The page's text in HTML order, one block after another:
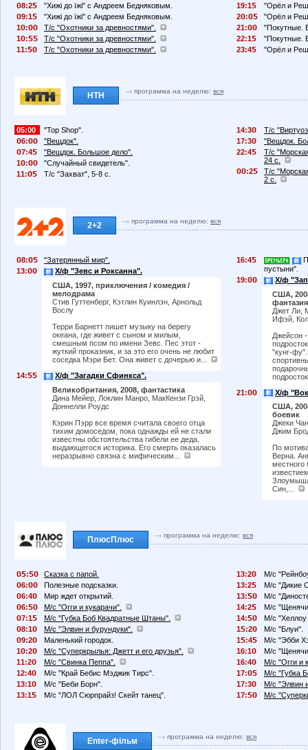
8:2
"Хижі до їжі" с Андреем Бедняковым.
9:1
"Хижі до їжі" с Андреем Бедняковым.
1
:
Т/с "Охотники за древностями".
1
:
Т/с "Охотники за древностями".
11:
Т/с "Охотники за древностями".
19:1
"Орёл и
2
:
"Орёл и
21:
"Покутные.
22:1
"Покутные.
23:4
"Орёл и
НТН программа на неделю: вся
05:00
"Top Shop".
6:
"Вещдок".
7:4
"Вещдок. Большое дело".
1
:
"Случайный свидетель".
11:
Т/с "Захват", 5-8 с.
14:3
Т/с
17:3
"Вещдок.
22:4
Т/с
24 с.
:2
Т/с
2 с.
2+2 программа на неделю: вся
8:
"Затерянный мир".
13:
Х/ф "Зевс и Роксанна".
США, 1997, приключения / комедия /
мелодрама
Стив Гуттенберг, Кэтлин Куинлэн, Арнольд
Вослу
Терри Барнетт пишет музыку на берегу
океана, где живет с сыном и милым,
смешным псом по имени Зевс. Пес этот -
жуткий проказник, и за это его очень не любит
соседка Мэри Бет. Она живет с дочерью и...
14:
Х/ф "Загадки Сфинкса".
Великобритания, 2008, фантастика
Дина Мейер, Локлин Манро, МакКензи Грэй,
Доннелли Роудс
Кэрин Пэрр все время считала своего отца
тихим домоседом, пока однажды ей не стали
известны обстоятельства гибели ее деда,
выдающегося историка. Его смерть оказалась
неразрывно связна с мифическим...
16:4
пустыни".
19:
Х/ф
США,
фантазия
Джет Ли,
Ифэй,
Джейсон
"кунг-
21:
Х/ф
США,
боевик
Джеки
Джим
По
Верна.
местного
Син,...
ПлюсПлюс программа на неделю: вся
:
Сказка с папой.
6:
Полезные подсказки.
6:4
Мир ждет открытий.
6:
М/с "Огги и кукарачи".
7:1
М/с "Губка Боб Квадратные Штаны".
8:1
М/с "Элвин и бурундуки".
9:2
Маленький городок.
1
:2
М/с "Суперкрылья: Джетт и его друзья".
11:2
М/с "Свинка Пеппа".
12:4
М/с "Край Бебис Мэджик Тирс".
13:1
М/с "Беби Борн".
13:1
М/с "ЛОЛ Сюрпрайз! Скейт танец".
13:2
М/с
13:2
М/с "Дикие
13:
М/с
14:2
М/с
14:
М/с "Хеллоу
1
:2
М/с "Блуи".
1
:4
М/с "Эбби
16:1
М/с
16:4
М/с "Огги и
17:
М/с "Губка
17:3
М/с "Элвин
17:
М/с
Enter-фільм программа на неделю: вся